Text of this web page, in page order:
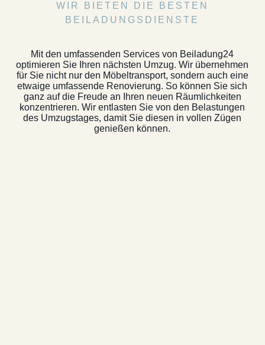
WIR BIETEN DIE BESTEN
BEILADUNGSDIENSTE
Mit den umfassenden Services von Beiladung24
optimieren Sie Ihren nächsten Umzug. Wir übernehmen
für Sie nicht nur den Möbeltransport, sondern auch eine
etwaige umfassende Renovierung. So können Sie sich
ganz auf die Freude an Ihren neuen Räumlichkeiten
konzentrieren. Wir entlasten Sie von den Belastungen
des Umzugstages, damit Sie diesen in vollen Zügen
genießen können.